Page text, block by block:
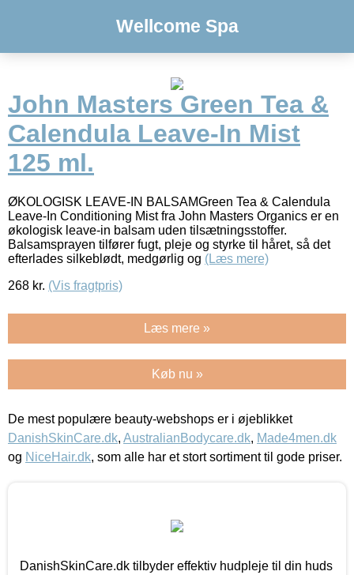
Wellcome Spa
John Masters Green Tea &
Calendula Leave-In Mist
125 ml.
ØKOLOGISK LEAVE-IN BALSAMGreen Tea & Calendula
Leave-In Conditioning Mist fra John Masters Organics er en
økologisk leave-in balsam uden tilsætningsstoffer.
Balsamsprayen tilfører fugt, pleje og styrke til håret, så det
efterlades silkeblødt, medgørlig og (Læs mere)
268 kr. (Vis fragtpris)
Læs mere »
Køb nu »
De mest populære beauty-webshops er i øjeblikket
DanishSkinCare.dk, AustralianBodycare.dk, Made4men.dk
og NiceHair.dk, som alle har et stort sortiment til gode priser.
DanishSkinCare.dk tilbyder effektiv hudpleje til din huds